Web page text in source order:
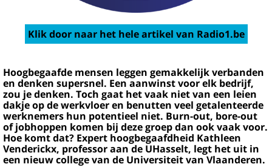
Klik door naar het hele artikel van Radio1.be
Hoogbegaafde mensen leggen gemakkelijk verbanden
en denken supersnel. Een aanwinst voor elk bedrijf,
zou je denken. Toch gaat het vaak niet van een leien
dakje op de werkvloer en benutten veel getalenteerde
werknemers hun potentieel niet. Burn-out, bore-out
of jobhoppen komen bij deze groep dan ook vaak voor.
Hoe komt dat? Expert hoogbegaafdheid Kathleen
Venderickx, professor aan de UHasselt, legt het uit in
een nieuw college van de Universiteit van Vlaanderen.